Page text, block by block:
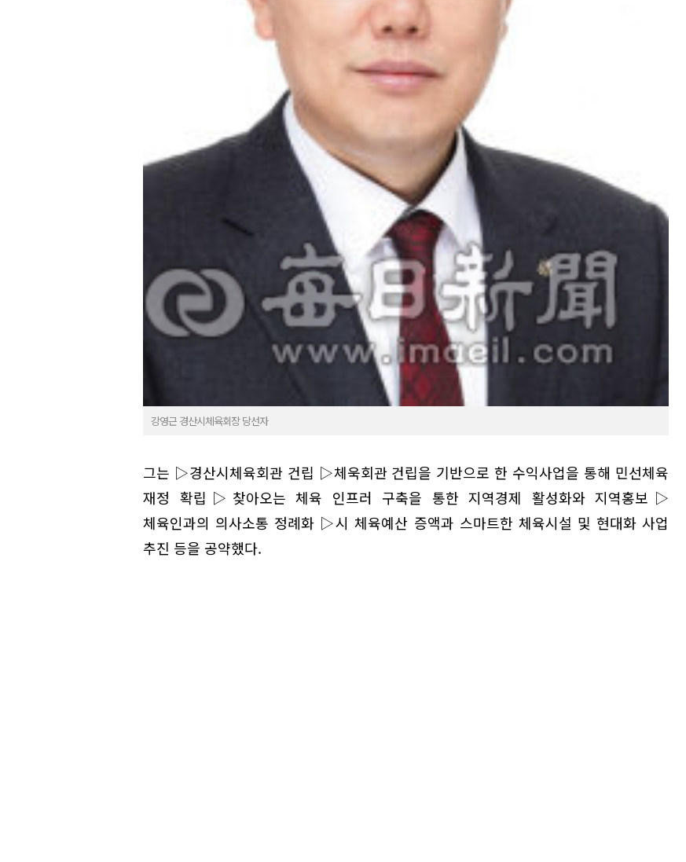
강영근 경산시체육회장 당선자
그는 ▷경산시체육회관 건립 ▷체욱회관 건립을 기반으로 한 수익사업을 통해 민선체육
재정 확립▷찾아오는 체육 인프러 구축을 통한 지역경제 활성화와 지역홍보▷
체육인과의 의사소통 정례화 ▷시 체육예산 증액과 스마트한 체육시설 및 현대화 사업
추진 등을 공약했다.